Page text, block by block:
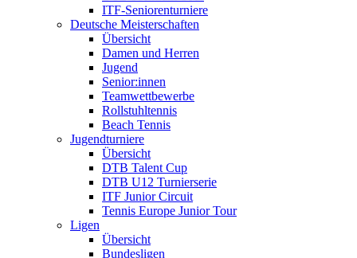
ITF-Seniorenturniere
Deutsche Meisterschaften
Übersicht
Damen und Herren
Jugend
Senior:innen
Teamwettbewerbe
Rollstuhltennis
Beach Tennis
Jugendturniere
Übersicht
DTB Talent Cup
DTB U12 Turnierserie
ITF Junior Circuit
Tennis Europe Junior Tour
Ligen
Übersicht
Bundesligen